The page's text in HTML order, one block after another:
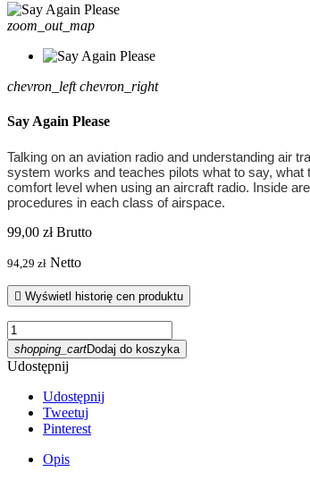
zoom_out_map
chevron_left chevron_right
Say Again Please
Talking on an aviation radio and understanding air
system works and teaches pilots what to say,
comfort level when using an aircraft radio. Inside
procedures in each class of airspace.
99,00 złBrutto
94,29 zł Netto
 Wyświetl historię cen produktu
shopping_cartDodaj do koszyka
Udostępnij
Udostępnij
Tweetuj
Pinterest
Opis